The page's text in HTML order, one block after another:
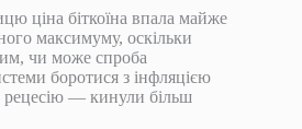
ціна біткоїна впала майже
максимуму, оскільки
чи може спроба
боротися з інфляцією
рецесію — кинули більш